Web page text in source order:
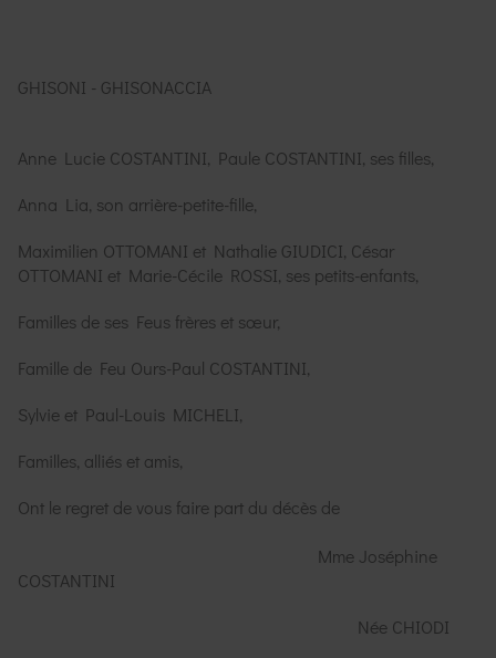
GHISONI - GHISONACCIA
Anne Lucie COSTANTINI, Paule COSTANTINI, ses filles,
Anna Lia, son arrière-petite-fille,
Maximilien OTTOMANI et Nathalie GIUDICI, César
OTTOMANI et Marie-Cécile ROSSI, ses petits-enfants,
Familles de ses Feus frères et sœur,
Famille de Feu Ours-Paul COSTANTINI,
Sylvie et Paul-Louis MICHELI,
Familles, alliés et amis,
Ont le regret de vous faire part du décès de
Mme Joséphine
COSTANTINI
Née CHIODI